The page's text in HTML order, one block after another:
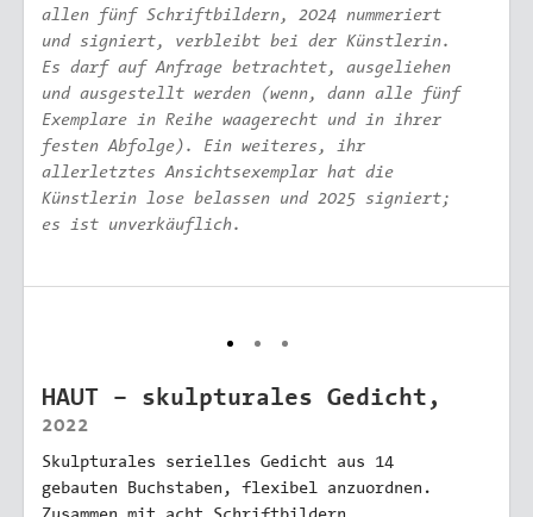
allen fünf Schriftbildern, 2024 nummeriert
und signiert, verbleibt bei der Künstlerin.
Es darf auf Anfrage betrachtet, ausgeliehen
und ausgestellt werden (wenn, dann alle fünf
Exemplare in Reihe waagerecht und in ihrer
festen Abfolge). Ein weiteres, ihr
allerletztes Ansichtsexemplar hat die
Künstlerin lose belassen und 2025 signiert;
es ist unverkäuflich.
HAUT – skulpturales Gedicht,
2022
Skulpturales serielles Gedicht aus 14
gebauten Buchstaben, flexibel anzuordnen.